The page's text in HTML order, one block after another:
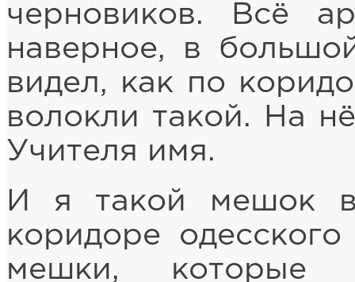
черновиков. Всё
наверное, в
видел, как по
волокли такой. На
Учителя имя.
И я такой мешок
коридоре
мешки, которые